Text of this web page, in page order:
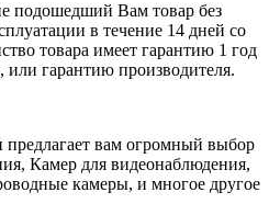
подошедший Вам товар без
в течение 14 дней со
товара имеет гарантию 1 год
или гарантию производителя.
вам огромный выбор
Камер для видеонаблюдения,
камеры, и многое другое